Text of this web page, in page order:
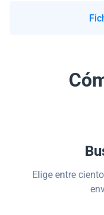
Elige entre